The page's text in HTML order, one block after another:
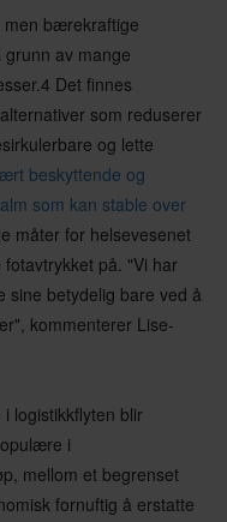
men bærekraftige
av mange
Det finnes
som reduserer
og lette
beskyttende og
som kan stable over
måter for helsevesenet
på. "Vi har
sine betydelig bare ved å
kommenterer Lise-
logistikkflyten blir
i
mellom et begrenset
fornuftig å erstatte